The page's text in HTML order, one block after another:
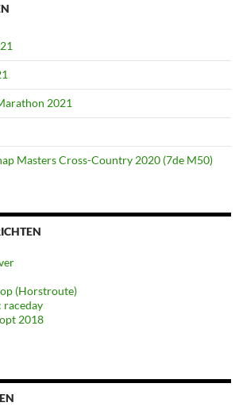
2021
Masters Cross-Country 2020 (7de M50)
(Horstroute)
2018